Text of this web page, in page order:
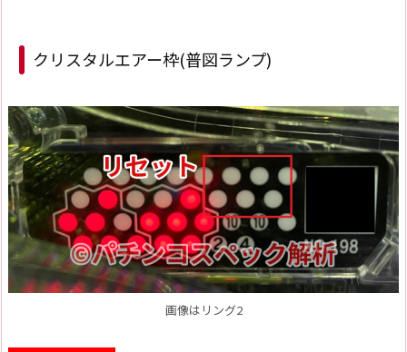
クリスタルエアー枠(普図ランプ)
画像はリング2